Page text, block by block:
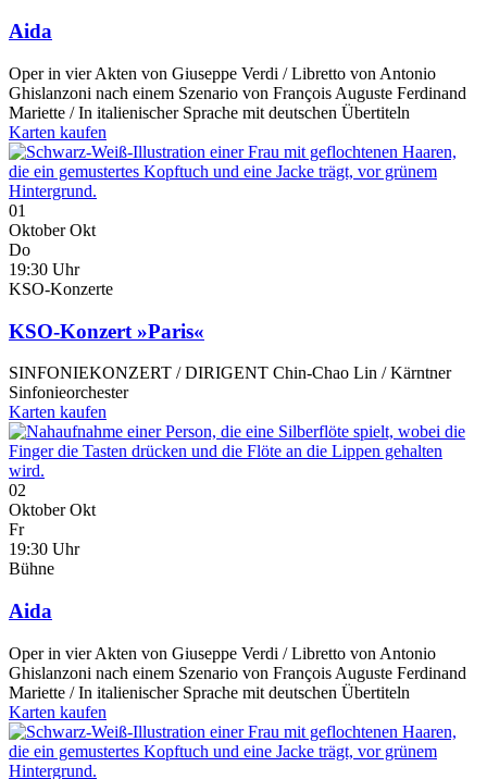
Aida
Oper in vier Akten von Giuseppe Verdi / Libretto von Antonio
Ghislanzoni nach einem Szenario von François Auguste Ferdinand
Mariette / In italienischer Sprache mit deutschen Übertiteln
Karten kaufen
01
Oktober Okt
Do
19:30 Uhr
KSO-Konzerte
KSO-Konzert »Paris«
SINFONIEKONZERT / DIRIGENT Chin-Chao Lin / Kärntner
Sinfonieorchester
Karten kaufen
02
Oktober Okt
Fr
19:30 Uhr
Bühne
Aida
Oper in vier Akten von Giuseppe Verdi / Libretto von Antonio
Ghislanzoni nach einem Szenario von François Auguste Ferdinand
Mariette / In italienischer Sprache mit deutschen Übertiteln
Karten kaufen